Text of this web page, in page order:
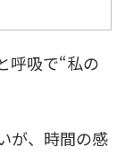
呼吸で“私の
が、時間の感